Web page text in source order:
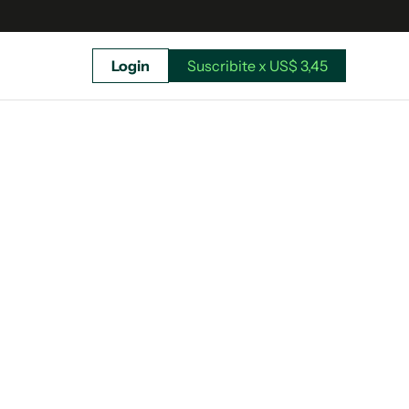
Login Suscribite x US$ 3,45